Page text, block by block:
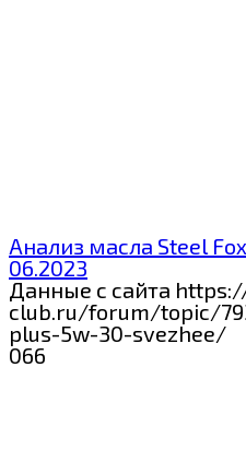
Анализ масла Steel
06.2023
Данные с сайта
club.ru/forum/topic/
plus-5w-30-svezhee/
066